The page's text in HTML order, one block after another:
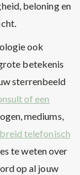
beloning en
ook
betekenis
sterrenbeeld
of een
mediums,
telefonisch
te weten over
op al jouw